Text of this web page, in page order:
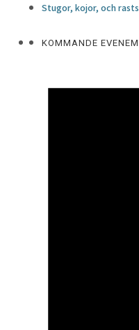
Stugor, kojor, och
KOMMANDE